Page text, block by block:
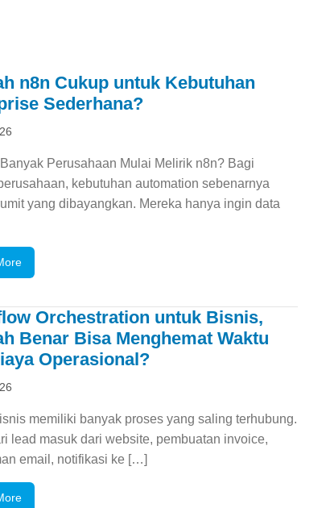
n8n Cukup untuk Kebutuhan
Sederhana?
Perusahaan Mulai Melirik n8n? Bagi
kebutuhan automation sebenarnya
yang dibayangkan. Mereka hanya ingin data
Orchestration untuk Bisnis,
Benar Bisa Menghemat Waktu
Operasional?
memiliki banyak proses yang saling terhubung.
lead masuk dari website, pembuatan invoice,
email, notifikasi ke […]